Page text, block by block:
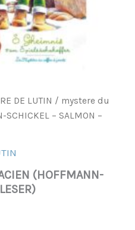
DE LUTIN / mystere du
SCHICKEL – SALMON –
(HOFFMANN-